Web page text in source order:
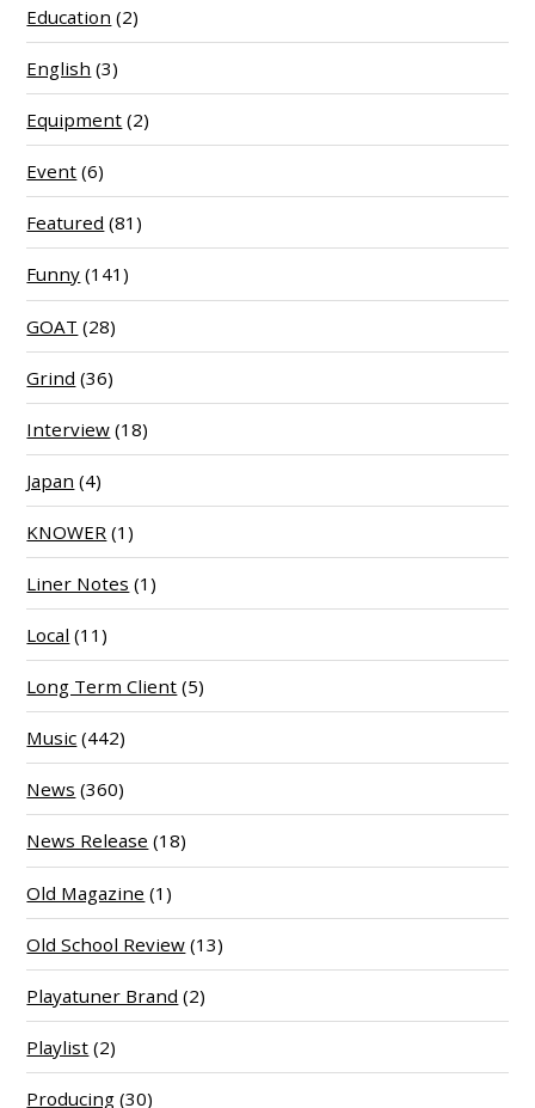
Education (2)
English (3)
Equipment (2)
Event (6)
Featured (81)
Funny (141)
GOAT (28)
Grind (36)
Interview (18)
Japan (4)
KNOWER (1)
Liner Notes (1)
Local (11)
Long Term Client (5)
Music (442)
News (360)
News Release (18)
Old Magazine (1)
Old School Review (13)
Playatuner Brand (2)
Playlist (2)
Producing (30)